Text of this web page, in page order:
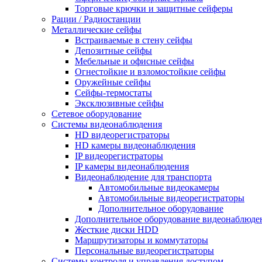
Торговые крючки и защитные сейферы
Рации / Радиостанции
Металлические сейфы
Встраиваемые в стену сейфы
Депозитные сейфы
Мебельные и офисные сейфы
Огнестойкие и взломостойкие сейфы
Оружейные сейфы
Сейфы-термостаты
Эксклюзивные сейфы
Сетевое оборудование
Системы видеонаблюдения
HD видеорегистраторы
HD камеры видеонаблюдения
IP видеорегистраторы
IP камеры видеонаблюдения
Видеонаблюдение для транспорта
Автомобильные видеокамеры
Автомобильные видеорегистраторы
Дополнительное оборудование
Дополнительное оборудование
Жесткие диски HDD
Маршрутизаторы и коммутаторы
Персональные видеорегистраторы